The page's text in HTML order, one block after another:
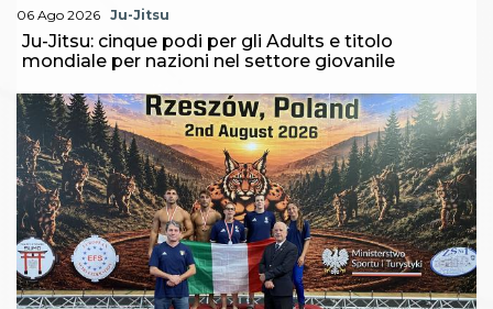
06 Ago 2026 Ju-Jitsu
Ju-Jitsu: cinque podi per gli Adults e titolo
mondiale per nazioni nel settore giovanile